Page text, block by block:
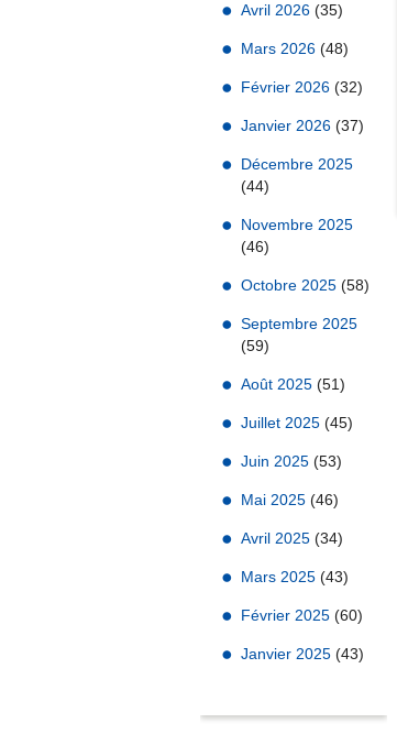
Avril 2026 (35)
Mars 2026 (48)
Février 2026 (32)
Janvier 2026 (37)
Décembre 2025
(44)
Novembre 2025
(46)
Octobre 2025 (58)
Septembre 2025
(59)
Août 2025 (51)
Juillet 2025 (45)
Juin 2025 (53)
Mai 2025 (46)
Avril 2025 (34)
Mars 2025 (43)
Février 2025 (60)
Janvier 2025 (43)